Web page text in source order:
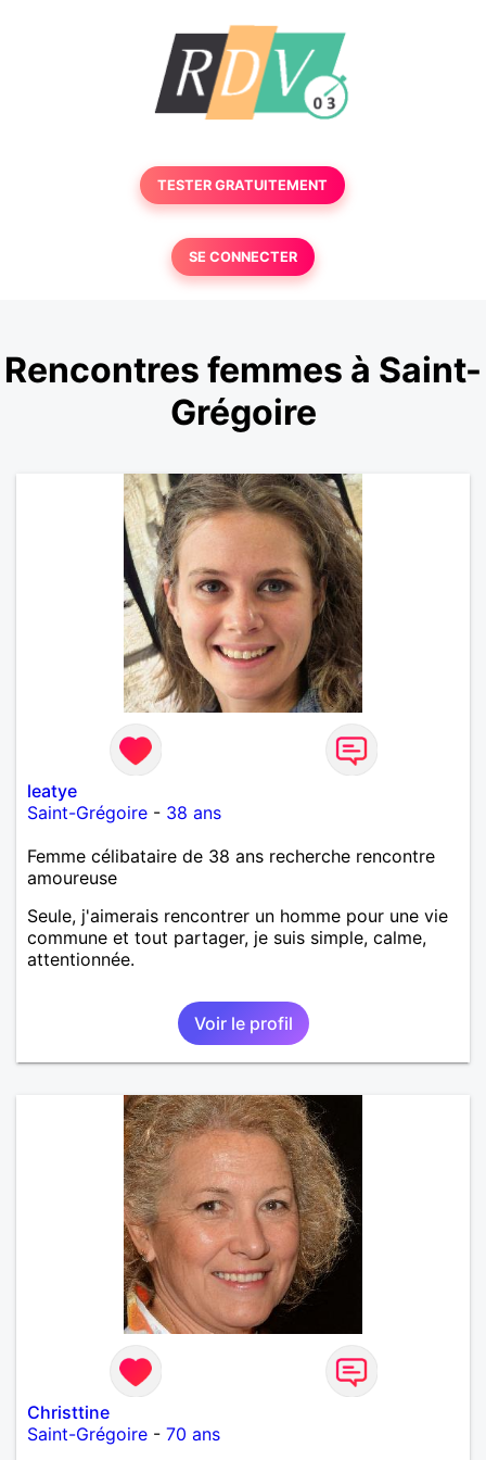
TESTER GRATUITEMENT
SE CONNECTER
Rencontres femmes à Saint-
Grégoire
leatye
Saint-Grégoire - 38 ans
Femme célibataire de 38 ans recherche rencontre
amoureuse
Seule, j'aimerais rencontrer un homme pour une vie
commune et tout partager, je suis simple, calme,
attentionnée.
Voir le profil
Christtine
Saint-Grégoire - 70 ans